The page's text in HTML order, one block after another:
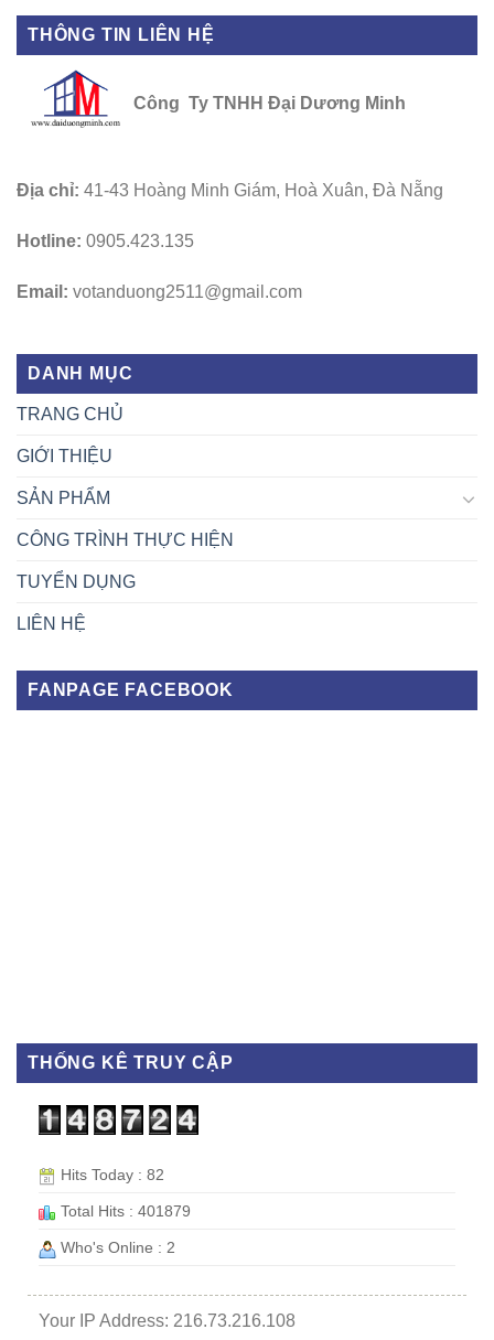
THÔNG TIN LIÊN HỆ
Công Ty TNHH Đại Dương Minh
Địa chỉ: 41-43 Hoàng Minh Giám, Hoà Xuân, Đà Nẵng
Hotline: 0905.423.135
Email: votanduong2511@gmail.com
DANH MỤC
TRANG CHỦ
GIỚI THIỆU
SẢN PHẨM
CÔNG TRÌNH THỰC HIỆN
TUYỂN DỤNG
LIÊN HỆ
FANPAGE FACEBOOK
THỐNG KÊ TRUY CẬP
Hits Today : 82
Total Hits : 401879
Who's Online : 2
Your IP Address: 216.73.216.108